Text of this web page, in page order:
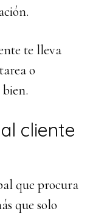
te lleva
o
cliente
que procura
que solo